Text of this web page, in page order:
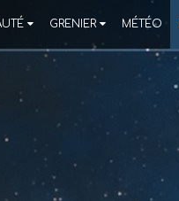
GRENIER MÉTÉO